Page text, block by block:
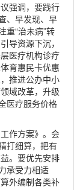
强调，要践行
、早发现、早
重“治未病”转
导资源下沉，
医疗机构诊疗
育惠民卡优惠
推进公办中小
域改革，升级
医疗服务价格
作方案》。会
打细算，把有
。要优先安排
承受力相适
外编制各类补